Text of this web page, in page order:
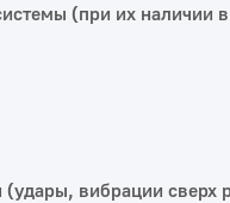
(при их наличии
вибрации сверх